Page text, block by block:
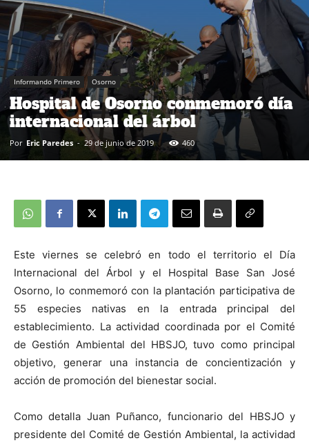
Informando Primero Osorno
Hospital de Osorno conmemoró día
internacional del árbol
Por Eric Paredes - 29 de junio de 2019 460
Este viernes se celebró en todo el territorio el Día
Internacional del Árbol y el Hospital Base San José
Osorno, lo conmemoró con la plantación participativa de
55 especies nativas en la entrada principal del
establecimiento. La actividad coordinada por el Comité
de Gestión Ambiental del HBSJO, tuvo como principal
objetivo, generar una instancia de concientización y
acción de promoción del bienestar social.
Como detalla Juan Puñanco, funcionario del HBSJO y
presidente del Comité de Gestión Ambiental, la actividad